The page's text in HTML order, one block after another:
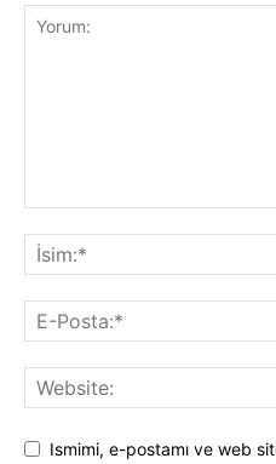
Ismimi, e-postamı ve web